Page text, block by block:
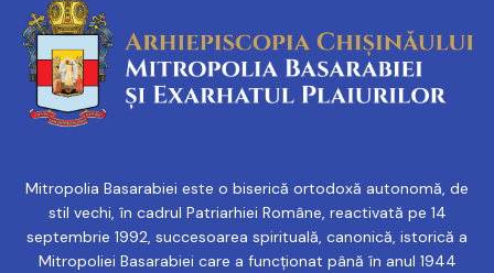
Mitropolia Basarabiei este o biserică ortodoxă autonomă, de
stil vechi, în cadrul Patriarhiei Române, reactivată pe 14
septembrie 1992, succesoarea spirituală, canonică, istorică a
Mitropoliei Basarabiei care a funcționat până în anul 1944